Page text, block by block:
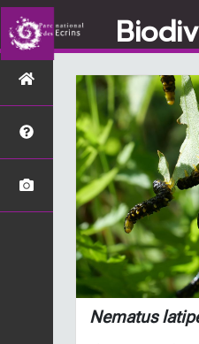
Nematus